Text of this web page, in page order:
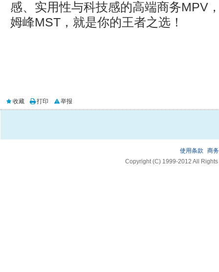
感、实用性与科技感的高端商务
姆峰MST，就是你的王者之选！
收藏 打印 举报
使用条款
商
Copyright (C) 1999-2012 All